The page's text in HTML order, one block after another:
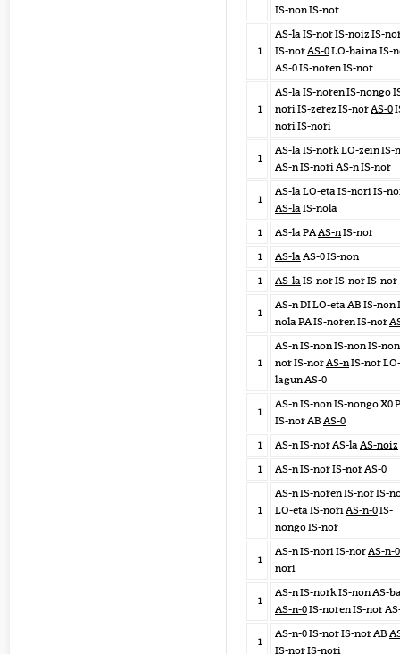
IS-non IS-nor
1
AS-la IS-nor IS-noiz IS-
IS-norAS-0LO-baina IS-
AS-0 IS-noren IS-nor
1
AS-la IS-noren IS-nongo
nori IS-zerez IS-norAS-0
nori IS-nori
1
AS-la IS-nork LO-zein IS-
AS-n IS-noriAS-nIS-nor
1
AS-la LO-eta IS-nori IS-
AS-laIS-nola
1
AS-la PAAS-nIS-nor
1
AS-laAS-0 IS-non
1
AS-laIS-nor IS-nor IS-nor
1
AS-n DI LO-eta AB IS-non
nola PA IS-noren IS-nor
1
AS-n IS-non IS-non IS-
nor IS-norAS-nIS-nor LO-
lagun AS-0
1
AS-n IS-non IS-nongo X0
IS-nor AB AS-0
1
AS-n IS-nor AS-laAS-noiz
1
AS-n IS-nor IS-norAS-0
1
AS-n IS-noren IS-nor IS-
LO-eta IS-noriAS-n-0IS-
nongo IS-nor
1
AS-n IS-nori IS-norAS-n-0
nori
1
AS-n IS-nork IS-non AS-
AS-n-0IS-noren IS-nor
1
AS-n-0 IS-nor IS-nor AB
IS-nor IS-nori